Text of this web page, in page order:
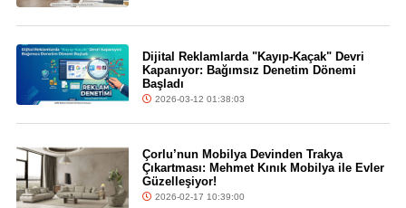
Dijital Reklamlarda "Kayıp-Kaçak" Devri
Kapanıyor: Bağımsız Denetim Dönemi
Başladı
2026-03-12 01:38:03
Çorlu’nun Mobilya Devinden Trakya
Çıkartması: Mehmet Kınık Mobilya ile Evler
Güzelleşiyor!
2026-02-17 10:39:00